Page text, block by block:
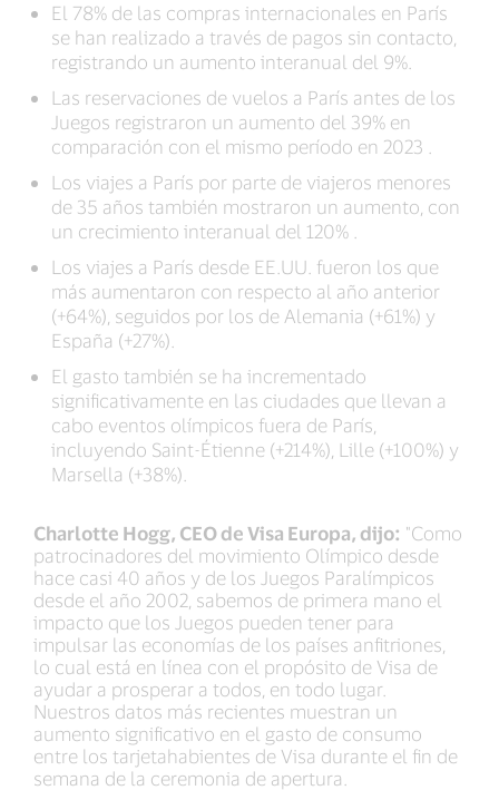
El 78% de las compras internacionales en París
se han realizado a través de pagos sin contacto,
registrando un aumento interanual del 9%.
Las reservaciones de vuelos a París antes de los
Juegos registraron un aumento del 39% en
comparación con el mismo período en 2023 .
Los viajes a París por parte de viajeros menores
de 35 años también mostraron un aumento, con
un crecimiento interanual del 120% .
Los viajes a París desde EE.UU. fueron los que
más aumentaron con respecto al año anterior
(+64%), seguidos por los de Alemania (+61%) y
España (+27%).
El gasto también se ha incrementado
significativamente en las ciudades que llevan a
cabo eventos olímpicos fuera de París,
incluyendo Saint-Étienne (+214%), Lille (+100%) y
Marsella (+38%).
Charlotte Hogg, CEO de Visa Europa, dijo: "Como
patrocinadores del movimiento Olímpico desde
hace casi 40 años y de los Juegos Paralímpicos
desde el año 2002, sabemos de primera mano el
impacto que los Juegos pueden tener para
impulsar las economías de los países anfitriones,
lo cual está en línea con el propósito de Visa de
ayudar a prosperar a todos, en todo lugar.
Nuestros datos más recientes muestran un
aumento significativo en el gasto de consumo
entre los tarjetahabientes de Visa durante el fin de
semana de la ceremonia de apertura.